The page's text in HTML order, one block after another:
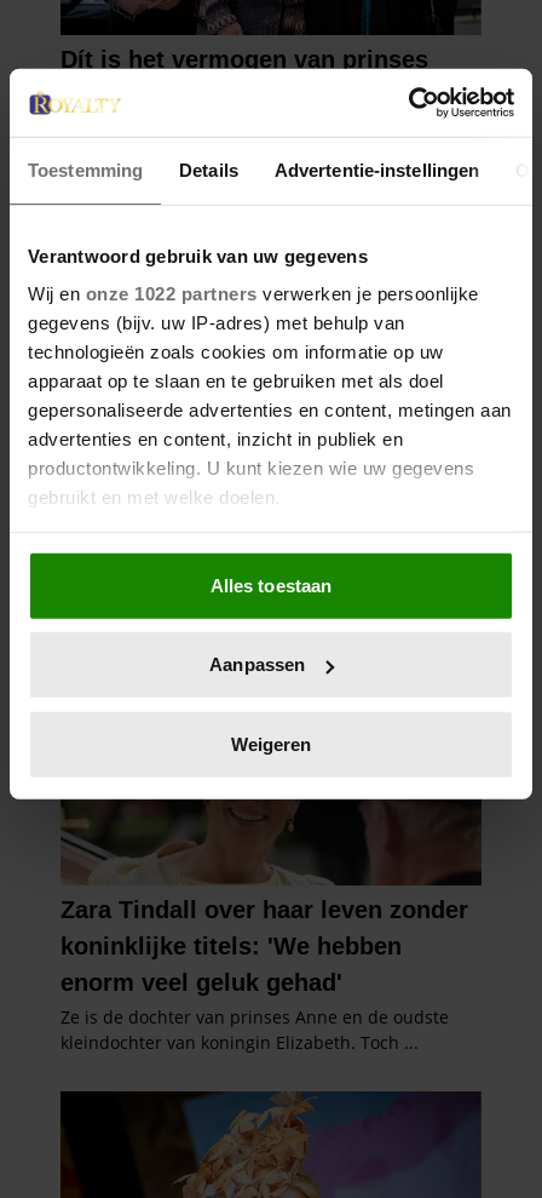
Toestemming Details Advertentie-instellingen
Verantwoord gebruik van uw gegevens
Wij en onze 1022 partners verwerken je persoonlijke
gegevens (bijv. uw IP-adres) met behulp van
technologieën zoals cookies om informatie op uw
apparaat op te slaan en te gebruiken met als doel
gepersonaliseerde advertenties en content, metingen aan
advertenties en content, inzicht in publiek en
productontwikkeling. U kunt kiezen wie uw gegevens
gebruikt en met welke doelen.
Als u het toestaat, willen we ook graag:
Informatie verzamelen over uw geografische
locatie, die tot een paar meter nauwkeurig kan zijn
scannen op specifieke eigenschappen (fingerprinting)
verwerkt en stel uw voorkeuren in het
intrekken in de Cookieverklaring.
We gebruiken cookies om content en advertenties te
personaliseren, om functies voor social media te bieden
en om ons websiteverkeer te analyseren. Ook delen we
informatie over uw gebruik van onze site met onze
partners voor social media, adverteren en analyse. Deze
partners kunnen deze gegevens combineren met andere
informatie die u aan ze heeft verstrekt of die ze hebben
verzameld op basis van uw gebruik van hun services. U
gaat akkoord met onze cookies als u onze website blijft
Alles toestaan
Aanpassen
Weigeren